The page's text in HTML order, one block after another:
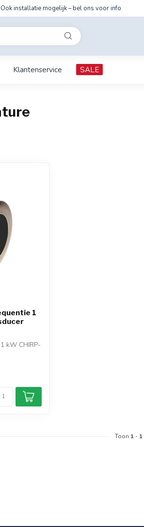
Ook installatie mogelijk – bel ons voor info
Klantenservice SALE
1
kW CHIRP-
Toon 1 - 1